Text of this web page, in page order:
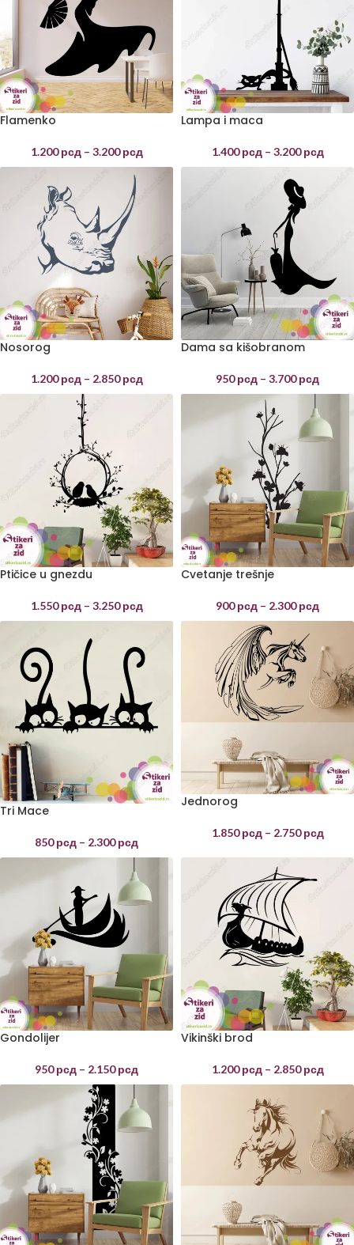
Flamenko
1.200рсд – 3.200рсд
Lampa i maca
1.400рсд – 3.200рсд
Nosorog
1.200рсд – 2.850рсд
Dama sa kišobranom
950рсд – 3.700рсд
Ptičice u gnezdu
1.550рсд – 3.250рсд
Cvetanje trešnje
900рсд – 2.300рсд
Tri Mace
850рсд – 2.300рсд
Jednorog
1.850рсд – 2.750рсд
Gondolijer
950рсд – 2.150рсд
Vikinški brod
1.200рсд – 2.850рсд